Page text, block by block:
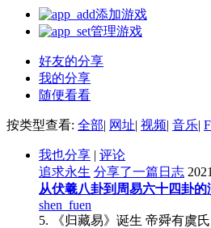
添加游戏
管理游戏
好友的分享
我的分享
随便看看
按类型查看: 全部| 网址| 视频| 音乐|
我也分享 | 评论
追求永生 分享了一篇日志
从伏羲八卦到周易六十四卦的
shen_fuen
5. 《归藏易》诞生 帝舜有虞